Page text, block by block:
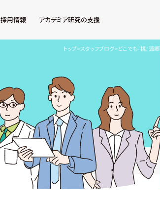
採用情報 アカデミア研究の支援
トップ>スタッフブログ>どこでも『桃』源郷